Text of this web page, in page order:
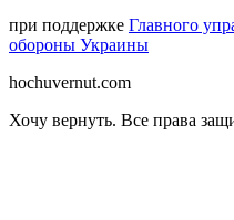
при поддержке Главного
обороны Украины
hochuvernut.com
Хочу вернуть. Все права